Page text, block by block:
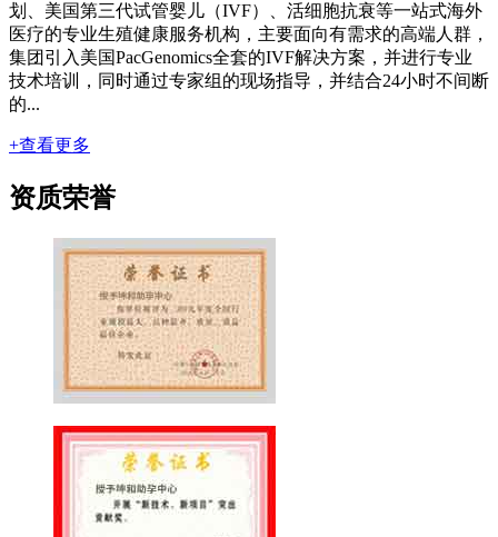
划、美国第三代试管婴儿（IVF）、活细胞抗衰等一站式海外
医疗的专业生殖健康服务机构，主要面向有需求的高端人群，
集团引入美国PacGenomics全套的IVF解决方案，并进行专业
技术培训，同时通过专家组的现场指导，并结合24小时不间断
的...
+查看更多
资质荣誉